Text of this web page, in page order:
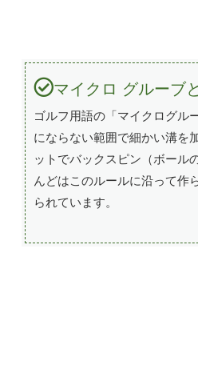
マイクロ グルーブ
ゴルフ用語の「マイクログル
にならない範囲で細かい溝を
ットでバックスピン（ボール
んどはこのルールに沿って作
られています。